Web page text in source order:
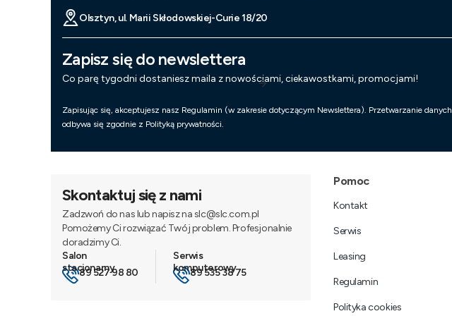
Olsztyn, ul. Marii Skłodowskiej-Curie 18/20
Zapisz się do newslettera
Co parę tygodni dostaniesz maila z nowościami, ciekawostkami, promocjami!
Zapisując się, akceptujesz nasz Regulamin (w zakresie dotyczącym Newslettera). Przetwarzanie danych
odbywa się zgodnie z Polityką prywatności.
Skontaktuj się z nami
Zadzwoń do nas lub napisz na slc@slc.com.pl
Pomożemy Ci rozwiązać Twój problem. Profesjonalnie
doradzimy Ci.
89 527 98 80 89 535 38 75
Linki w stopce
Pomoc
Kontakt
Serwis
Leasing
Regulamin
Polityka cookies